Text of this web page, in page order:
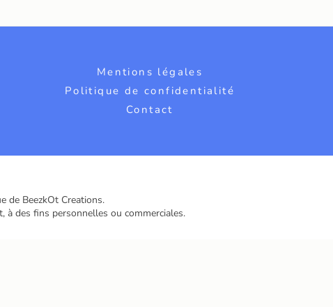
Mentions légales
Politique de confidentialité
Contact
de BeezkOt Creations.
des fins personnelles ou commerciales.